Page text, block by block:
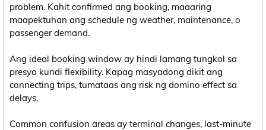
problem. Kahit confirmed ang booking, maaaring
maapektuhan ang schedule ng weather, maintenance, o
passenger demand.
Ang ideal booking window ay hindi lamang tungkol sa
presyo kundi flexibility. Kapag masyadong dikit ang
connecting trips, tumataas ang risk ng domino effect sa
delays.
Common confusion areas ay terminal changes, last-minute